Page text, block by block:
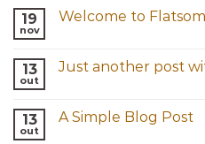
19
nov
Welcome to
13
out
Just another post
13
out
A Simple Blog Post